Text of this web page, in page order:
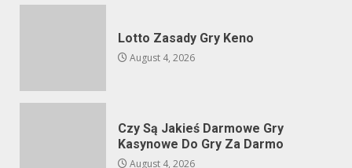
Lotto Zasady Gry Keno
August 4, 2026
Czy Są Jakieś Darmowe Gry
Kasynowe Do Gry Za Darmo
August 4, 2026